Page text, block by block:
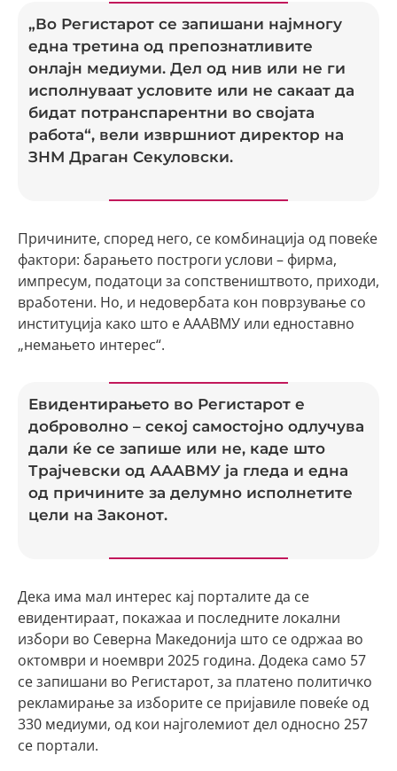
„Во Регистарот се запишани најмногу
една третина од препознатливите
онлајн медиуми. Дел од нив или не ги
исполнуваат условите или не сакаат да
бидат потранспарентни во својата
работа“, вели извршниот директор на
ЗНМ Драган Секуловски.
Причините, според него, се комбинација од повеќе
фактори: барањето построги услови – фирма,
импресум, податоци за сопствеништвото, приходи,
вработени. Но, и недовербата кон поврзување со
институција како што е АААВМУ или едноставно
„немањето интерес“.
Евидентирањето во Регистарот е
доброволно – секој самостојно одлучува
дали ќе се запише или не, каде што
Трајчевски од АААВМУ ја гледа и една
од причините за делумно исполнетите
цели на Законот.
Дека има мал интерес кај порталите да се
евидентираат, покажаа и последните локални
избори во Северна Македонија што се одржаа во
октомври и ноември 2025 година. Додека само 57
се запишани во Регистарот, за платено политичко
рекламирање за изборите се пријавиле повеќе од
330 медиуми, од кои најголемиот дел односно 257
се портали.